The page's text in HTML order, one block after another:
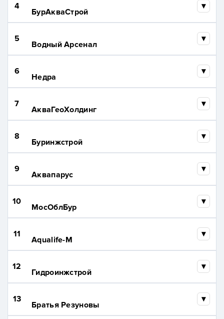
4
БурАкваСтрой
5
Водный Арсенал
6
Недра
7
АкваГеоХолдинг
8
Буринжстрой
9
Аквапарус
10
МосОблБур
11
Aqualife-M
12
Гидроинжстрой
13
Братья Резуновы